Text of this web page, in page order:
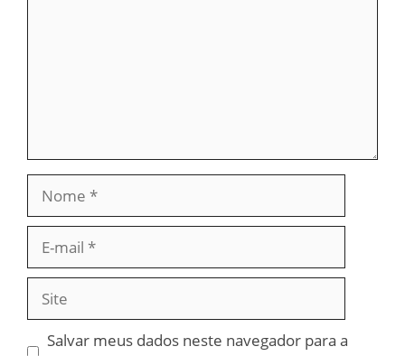
mail
Site
Salvar meus dados neste navegador para a